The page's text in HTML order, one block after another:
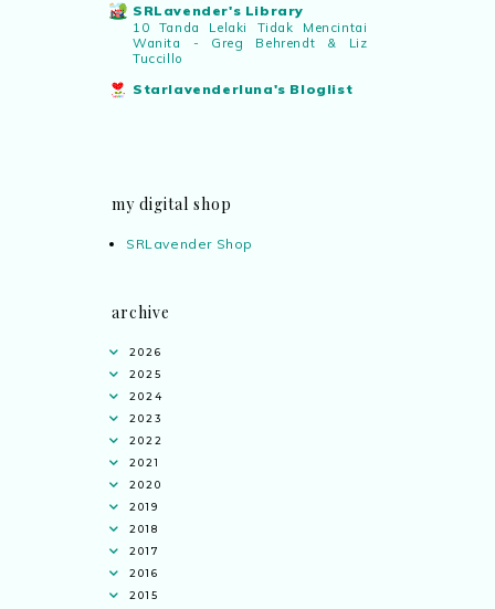
SRLavender's Library
10 Tanda Lelaki Tidak Mencintai
Wanita - Greg Behrendt & Liz
Tuccillo
Starlavenderluna's Bloglist
my digital shop
SRLavender Shop
archive
2026
2025
2024
2023
2022
2021
2020
2019
2018
2017
2016
2015